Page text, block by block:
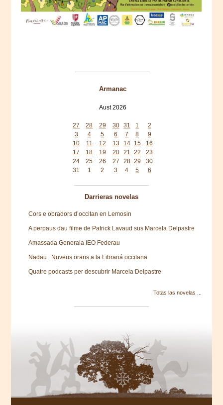
Armanac
Aust 2026
27
28 29 30 31 1
2
3
4 5 6 7 8
9
10
11 12 13 14 15
16
17
18 19 20 21 22
23
24
25 26 27 28 29
30
31
1 2 3 4 5 6
Darrieras novelas
Cors e obradors d’occitan en Lemosin
A perpaus dau filme de Patrick Lavaud sus Marcela Delpastre
Amassada Generala IEO Federau
Nadau : Nuveus oraris a la Librariá occitana
Quatre podcasts per descubrir Marcela Delpastre
Totas las novelas ...